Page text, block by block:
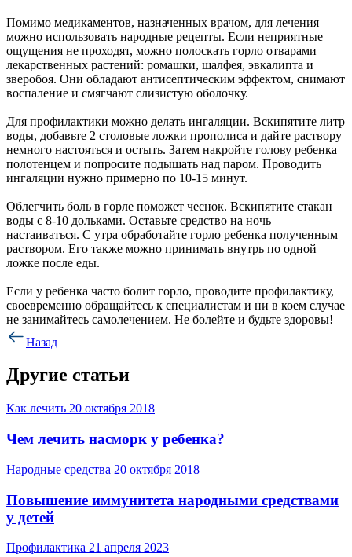
Помимо медикаментов, назначенных врачом, для лечения
можно использовать народные рецепты. Если неприятные
ощущения не проходят, можно полоскать горло отварами
лекарственных растений: ромашки, шалфея, эвкалипта и
зверобоя. Они обладают антисептическим эффектом, снимают
воспаление и смягчают слизистую оболочку.
Для профилактики можно делать ингаляции. Вскипятите литр
воды, добавьте 2 столовые ложки прополиса и дайте раствору
немного настояться и остыть. Затем накройте голову ребенка
полотенцем и попросите подышать над паром. Проводить
ингаляции нужно примерно по 10-15 минут.
Облегчить боль в горле поможет чеснок. Вскипятите стакан
воды с 8-10 дольками. Оставьте средство на ночь
настаиваться. С утра обработайте горло ребенка полученным
раствором. Его также можно принимать внутрь по одной
ложке после еды.
Если у ребенка часто болит горло, проводите профилактику,
своевременно обращайтесь к специалистам и ни в коем случае
не занимайтесь самолечением. Не болейте и будьте здоровы!
Назад
Другие статьи
Как лечить 20 октября 2018
Чем лечить насморк у ребенка?
Народные средства 20 октября 2018
Повышение иммунитета народными средствами
у детей
Профилактика 21 апреля 2023